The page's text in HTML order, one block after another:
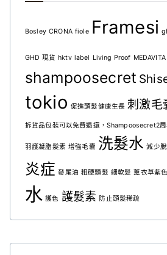
Bosley CRONA fiole Framesi
GHD 現貨 hktv label Living Proof MEDAVITA
shampoosecret
tokio 促進頭髮健康生長 刺激毛
拆貨品包裝可以免費退還，Shampoosecret2周
羽護凝脂髮素 增強毛囊 洗髮水 減少
炎症 發尾油 粗硬頭髮 細軟髮 薰衣草紫色
水 護色 護髮素 防止頭髮稀疏